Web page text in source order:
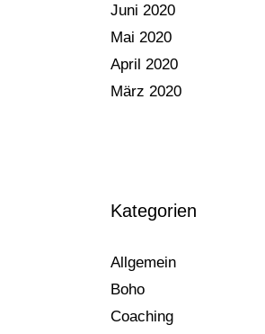
Juni 2020
Mai 2020
April 2020
März 2020
Kategorien
Allgemein
Boho
Coaching